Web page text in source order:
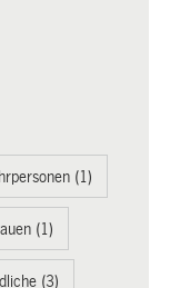
(1)
(1)
(3)